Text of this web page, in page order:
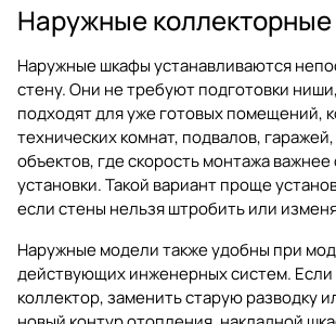
Наружные
Наружные шкафы устанавливаются
стену. Они не требуют подготовки
подходят для уже готовых помещений,
технических комнат, подвалов,
объектов, где скорость монтажа важнее
установки. Такой вариант проще
если стены нельзя штробить или
Наружные модели также удобны при
действующих инженерных систем.
коллектор, заменить старую разводку